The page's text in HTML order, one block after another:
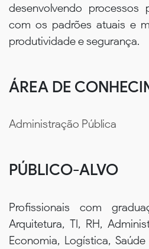
desenvolvendo processos
com os padrões atuais e
produtividade e segurança.
ÁREA DE
Administração Pública
PÚBLICO-ALVO
Profissionais com
Arquitetura, TI, RH,
Economia, Logística,